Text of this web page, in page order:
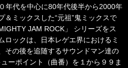
年代を中心に80年代後半から2000年
＆ミックスした“元祖”鬼ミックスで
JAM ROCK」 シリーズをス
ロックは、日本レゲエ界におけるミ
その後を追随するサウンドマン達の
ーポイント（曲番）を１から９９ま